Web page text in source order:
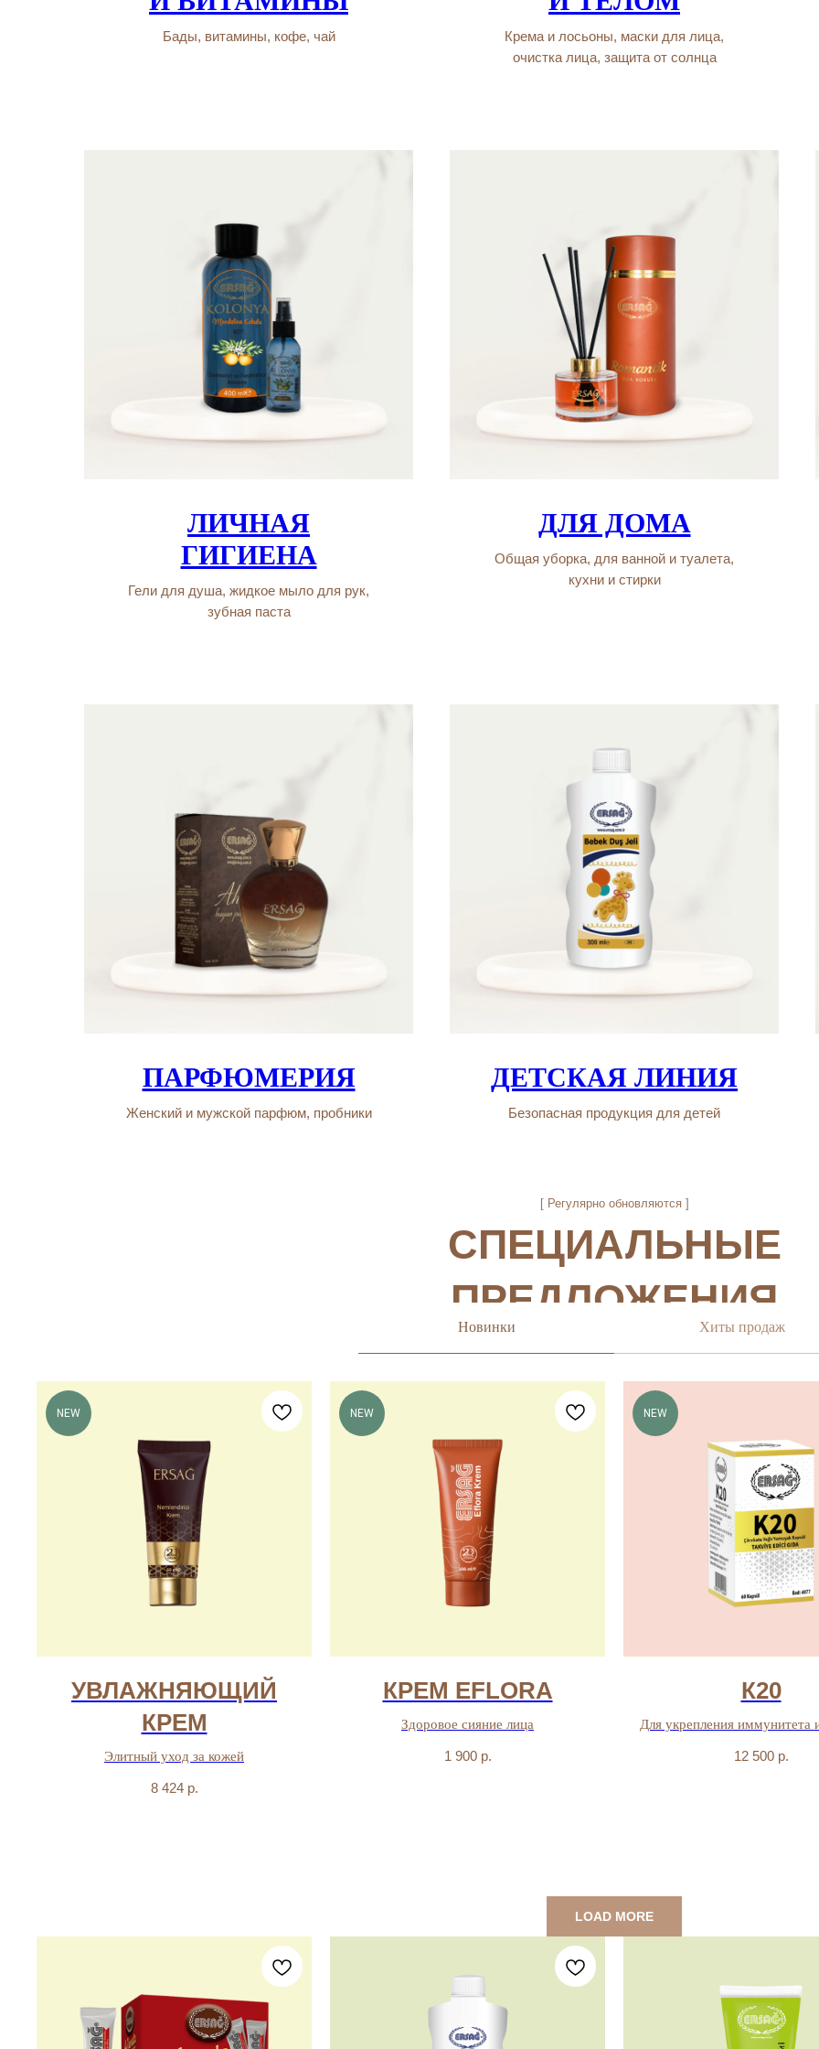
Бады, витамины, кофе, чай
Крема и лосьоны, маски для лица,
очистка лица, защита от солнца
ЛИЧНАЯ
ГИГИЕНА
Гели для душа, жидкое мыло для рук,
зубная паста
ДЛЯ ДОМА
Общая уборка, для ванной и туалета,
кухни и стирки
ПАРФЮМЕРИЯ
Женский и мужской парфюм, пробники
ДЕТСКАЯ ЛИНИЯ
Безопасная продукция для детей
СПЕЦИАЛЬНЫЕ
[ Регулярно обновляются ]
Новинки Хиты продаж
NEW
УВЛАЖНЯЮЩИЙ
КРЕМ
Элитный уход за кожей
8 424 р.
NEW
КРЕМ EFLORA
Здоровое сияние лица
1 900 р.
NEW
К20
Для укрепления иммунитета
12 500 р.
LOAD MORE